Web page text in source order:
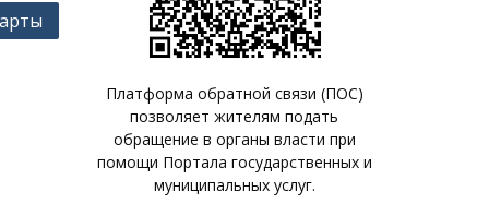
Платформа обратной связи (ПОС)
позволяет жителям подать
обращение в органы власти при
помощи Портала государственных и
муниципальных услуг.